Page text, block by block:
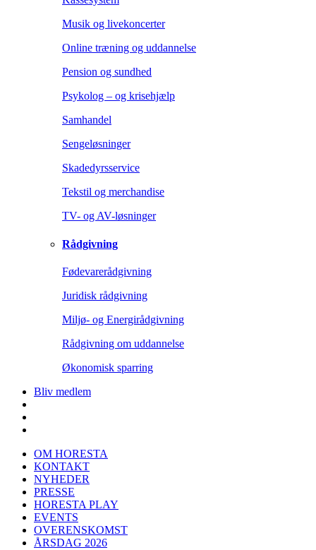
Musik og livekoncerter
Online træning og uddannelse
Pension og sundhed
Psykolog – og krisehjælp
Samhandel
Sengeløsninger
Skadedyrsservice
Tekstil og merchandise
TV- og AV-løsninger
Rådgivning
Fødevarerådgivning
Juridisk rådgivning
Miljø- og Energirådgivning
Rådgivning om uddannelse
Økonomisk sparring
Bliv medlem
OM HORESTA
KONTAKT
NYHEDER
PRESSE
HORESTA PLAY
EVENTS
OVERENSKOMST
ÅRSDAG 2026